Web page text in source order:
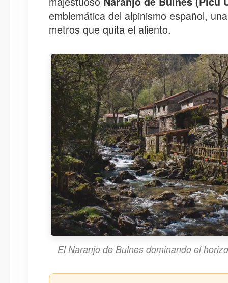
emblemática del alpinismo español,
metros que quita el aliento.
El Naranjo de Bulnes dominando el